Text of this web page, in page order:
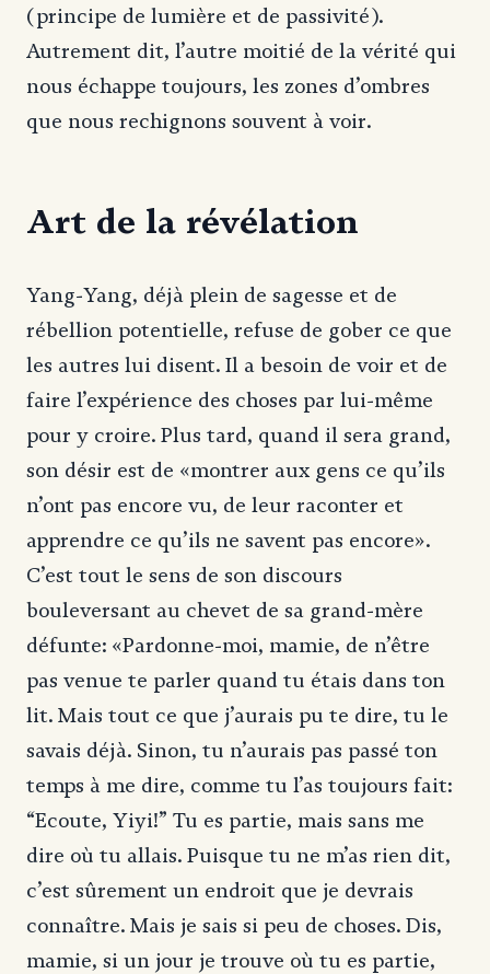
(principe de lumière et de passivité).
Autrement dit, l’autre moitié de la vérité qui
nous échappe toujours, les zones d’ombres
que nous rechignons souvent à voir.
Art de la révélation
Yang-Yang, déjà plein de sagesse et de
rébellion potentielle, refuse de gober ce que
les autres lui disent. Il a besoin de voir et de
faire l’expérience des choses par lui-même
pour y croire. Plus tard, quand il sera grand,
son désir est de «montrer aux gens ce qu’ils
n’ont pas encore vu, de leur raconter et
apprendre ce qu’ils ne savent pas encore».
C’est tout le sens de son discours
bouleversant au chevet de sa grand-mère
défunte: «Pardonne-moi, mamie, de n’être
pas venue te parler quand tu étais dans ton
lit. Mais tout ce que j’aurais pu te dire, tu le
savais déjà. Sinon, tu n’aurais pas passé ton
temps à me dire, comme tu l’as toujours fait:
“Ecoute, Yiyi!” Tu es partie, mais sans me
dire où tu allais. Puisque tu ne m’as rien dit,
c’est sûrement un endroit que je devrais
connaître. Mais je sais si peu de choses. Dis,
mamie, si un jour je trouve où tu es partie,